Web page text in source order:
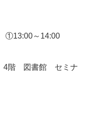
①13:00～14:00
4階 図書館 セミナ